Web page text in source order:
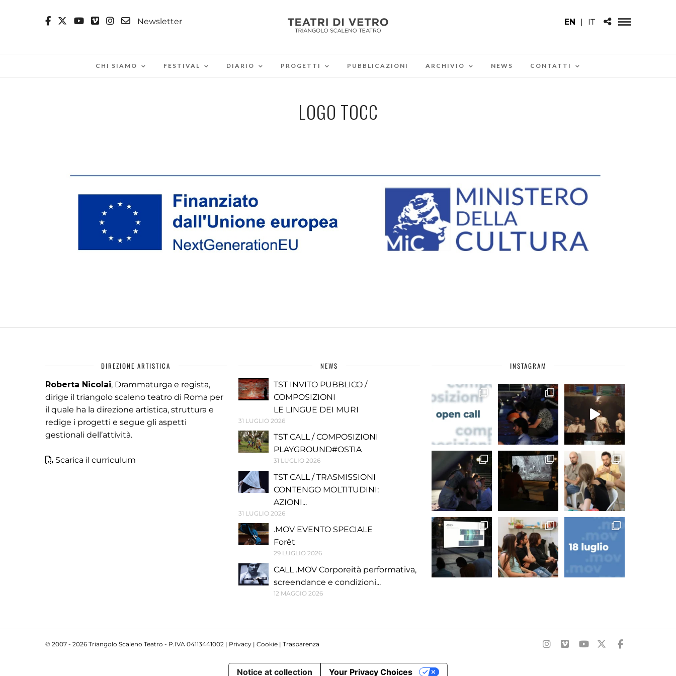
Newsletter EN | IT
CHI SIAMO FESTIVAL DIARIO PROGETTI PUBBLICAZIONI ARCHIVIO NEWS CONTATTI
LOGO TOCC
DIREZIONE ARTISTICA
Roberta Nicolai, Drammaturga e regista,
dirige il triangolo scaleno teatro di Roma per
il quale ha la direzione artistica, struttura e
redige i progetti e segue gli aspetti
gestionali dell’attività.
Scarica il curriculum
NEWS
TST INVITO PUBBLICO /
COMPOSIZIONI
LE LINGUE DEI MURI
31 LUGLIO 2026
TST CALL / COMPOSIZIONI
PLAYGROUND#OSTIA
31 LUGLIO 2026
TST CALL / TRASMISSIONI
CONTENGO MOLTITUDINI:
AZIONI...
31 LUGLIO 2026
.MOV EVENTO SPECIALE
Forêt
29 LUGLIO 2026
CALL .MOV Corporeità performativa,
screendance e condizioni...
12 MAGGIO 2026
INSTAGRAM
© 2007 - 2026 Triangolo Scaleno Teatro - P.IVA 04113441002 | Privacy | Cookie | Trasparenza
Notice at collection Your Privacy Choices